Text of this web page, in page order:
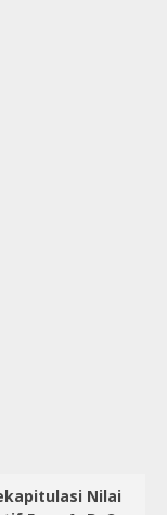
Nilai